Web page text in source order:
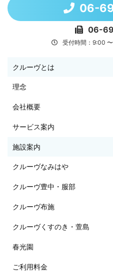
06-
06-
受付時間：9:00
クルーヴとは
理念
会社概要
サービス案内
施設案内
クルーヴなみはや
クルーヴ豊中・服部
クルーヴ布施
クルーヴくすのき・萱島
春光園
ご利用料金